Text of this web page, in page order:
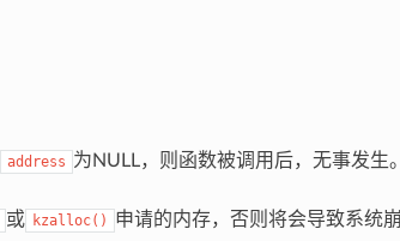
address 为NULL，则函数被调用后，无事发生。
或 kzalloc() 申请的内存，否则将会导致系统崩